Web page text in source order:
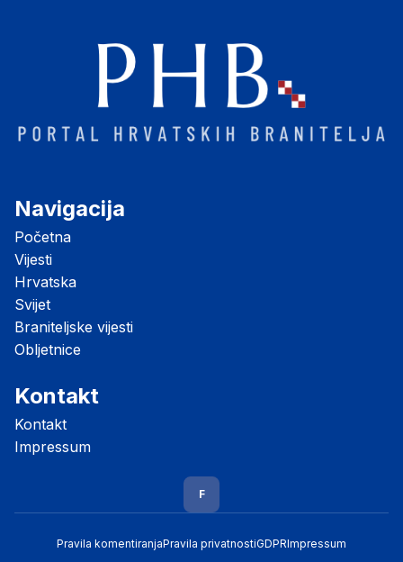
Navigacija
Početna
Vijesti
Hrvatska
Svijet
Braniteljske vijesti
Obljetnice
Kontakt
Kontakt
Impressum
F
Pravila komentiranjaPravila privatnostiGDPRImpressum